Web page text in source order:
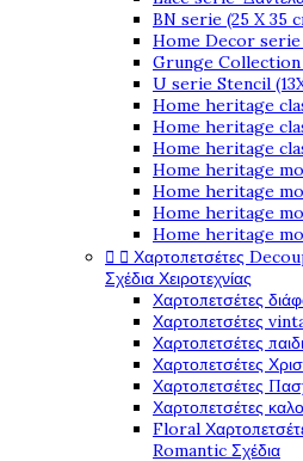
BN serie (25 X 35
Home Decor serie
Grunge Collection
U serie Stencil
Home heritage
Home heritage
Home heritage
Home heritage
Home heritage
Home heritage
Home heritage
  Χαρτοπετσέτες
Σχέδια Χειροτεχνίας
Χαρτοπετσέτες
Χαρτοπετσέτες
Χαρτοπετσέτες
Χαρτοπετσέτες
Χαρτοπετσέτες
Χαρτοπετσέτες
Floral
Romantic Σχέδια